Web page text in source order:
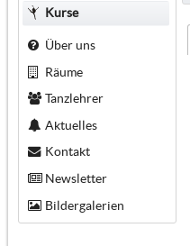
Kurse
Über uns
Räume
Tanzlehrer
Aktuelles
Kontakt
Newsletter
Bildergalerien